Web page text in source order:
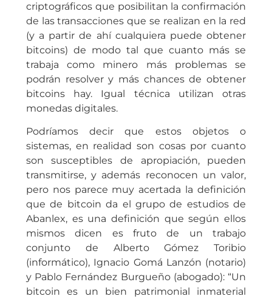
criptográficos que posibilitan la confirmación
de las transacciones que se realizan en la red
(y a partir de ahí cualquiera puede obtener
bitcoins) de modo tal que cuanto más se
trabaja como minero más problemas se
podrán resolver y más chances de obtener
bitcoins hay. Igual técnica utilizan otras
monedas digitales.
Podríamos decir que estos objetos o
sistemas, en realidad son cosas por cuanto
son susceptibles de apropiación, pueden
transmitirse, y además reconocen un valor,
pero nos parece muy acertada la definición
que de bitcoin da el grupo de estudios de
Abanlex, es una definición que según ellos
mismos dicen es fruto de un trabajo
conjunto de Alberto Gómez Toribio
(informático), Ignacio Gomá Lanzón (notario)
y Pablo Fernández Burgueño (abogado): “Un
bitcoin es un bien patrimonial inmaterial